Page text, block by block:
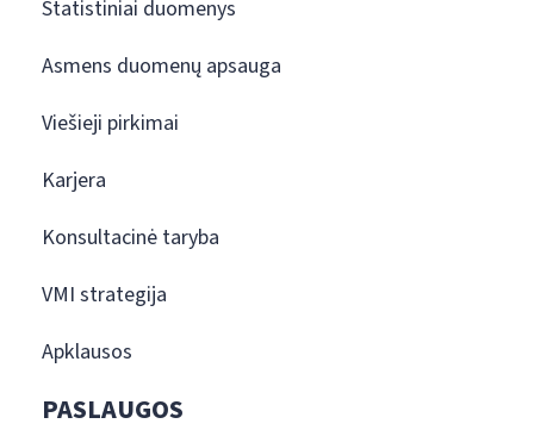
Statistiniai duomenys
Asmens duomenų apsauga
Viešieji pirkimai
Karjera
Konsultacinė taryba
VMI strategija
Apklausos
PASLAUGOS